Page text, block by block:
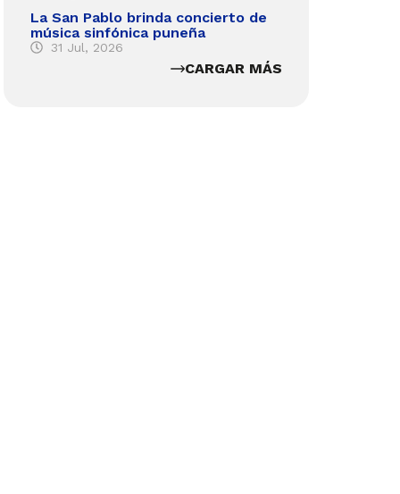
La San Pablo brinda concierto de
música sinfónica puneña
31 Jul, 2026
CARGAR MÁS